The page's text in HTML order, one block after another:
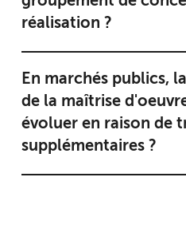
réalisation ?
En marchés publics,
de la maîtrise
évoluer en raison de
supplémentaires ?